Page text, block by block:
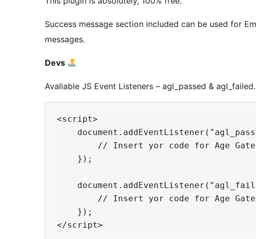
Success message section included can be used for
messages.
Devs
Avaliable JS Event Listeners – agl_passed & agl_failed.
<script>
// Insert yor code for Age
    });
// Insert yor code for Age
    });